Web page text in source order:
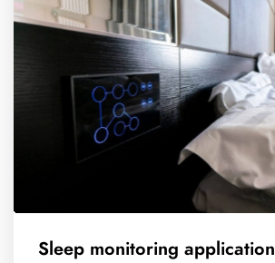
Sleep monitoring application